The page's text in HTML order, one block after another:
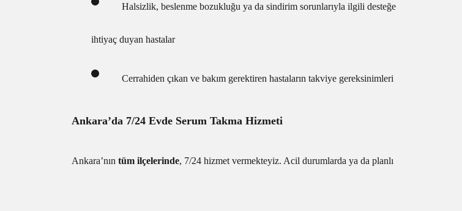
Halsizlik, beslenme bozukluğu ya da sindirim sorunlarıyla ilgili desteğe
ihtiyaç duyan hastalar
Cerrahiden çıkan ve bakım gerektiren hastaların takviye gereksinimleri
Ankara’da 7/24 Evde Serum Takma Hizmeti
Ankara’nın tüm ilçelerinde, 7/24 hizmet vermekteyiz. Acil durumlarda ya da planlı